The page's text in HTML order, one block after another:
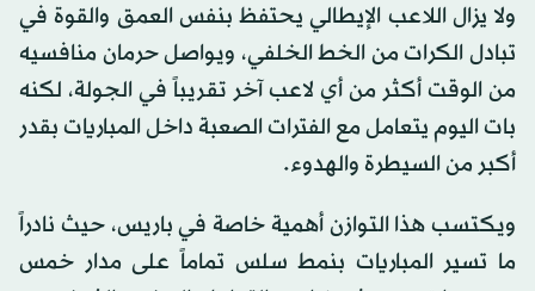
ولا يزال اللاعب الإيطالي يحتفظ بنفس العمق والقوة في
تبادل الكرات من الخط الخلفي، ويواصل حرمان منافسيه
من الوقت أكثر من أي لاعب آخر تقريباً في الجولة، لكنه
بات اليوم يتعامل مع الفترات الصعبة داخل المباريات بقدر
أكبر من السيطرة والهدوء.
ويكتسب هذا التوازن أهمية خاصة في باريس، حيث نادراً
ما تسير المباريات بنمط سلس تماماً على مدار خمس